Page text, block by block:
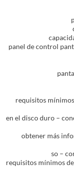
panel de control
requisitos
en el disco duro –
obtener más
so –
requisitos mínimos